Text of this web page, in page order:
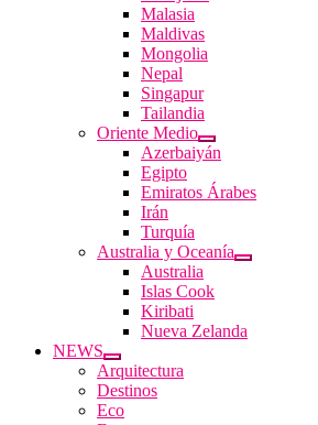
Malasia
Maldivas
Mongolia
Nepal
Singapur
Tailandia
Oriente Medio
Azerbaiyán
Egipto
Emiratos Árabes
Irán
Turquía
Australia y Oceanía
Australia
Islas Cook
Kiribati
Nueva Zelanda
NEWS
Arquitectura
Destinos
Eco